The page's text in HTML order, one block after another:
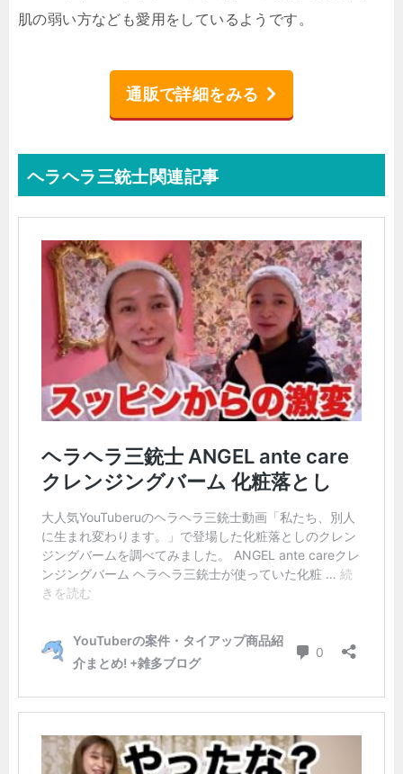
肌の弱い方なども愛用をしているようです。
通販で詳細をみる
ヘラヘラ三銃士関連記事